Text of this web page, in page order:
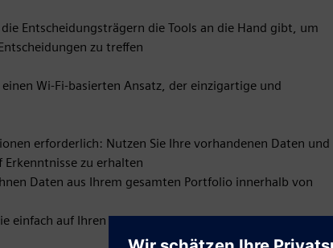
Entscheidungsträgern die Tools an die Hand gibt, um
zu treffen
Wi-Fi-basierten Ansatz, der einzigartige und
erforderlich: Nutzen Sie Ihre vorhandenen Daten und
zu erhalten
Daten aus Ihrem gesamten Portfolio innerhalb von
einfach auf Ihren gesamten Campus bei Competitive